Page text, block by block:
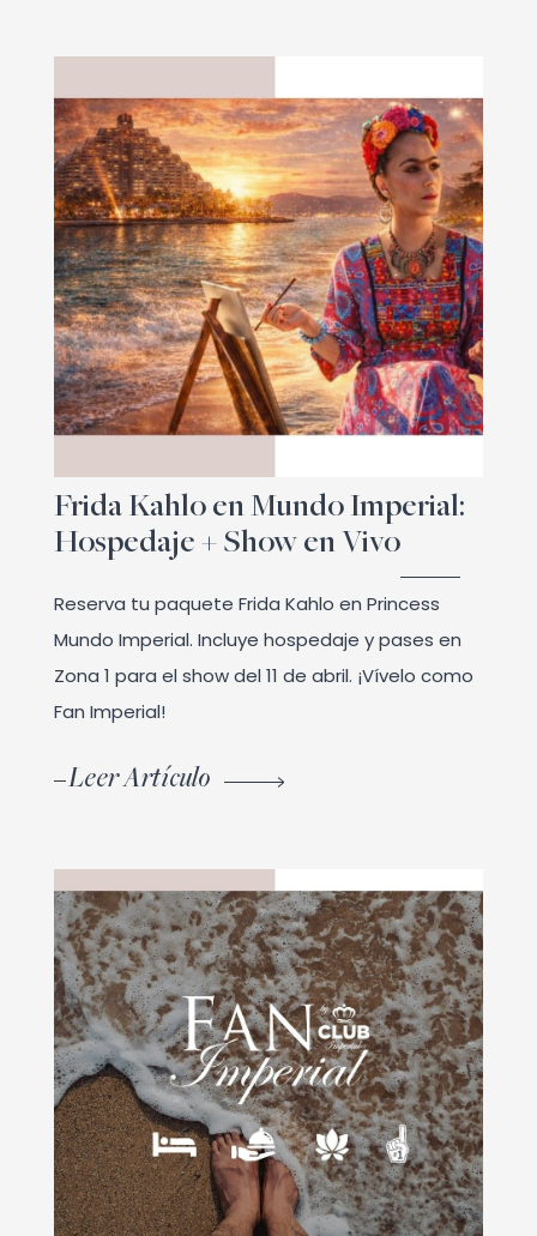
Frida Kahlo en Mundo Imperial:
Hospedaje + Show en Vivo
Reserva tu paquete Frida Kahlo en Princess
Mundo Imperial. Incluye hospedaje y pases en
Zona 1 para el show del 11 de abril. ¡Vívelo como
Fan Imperial!
Leer Artículo